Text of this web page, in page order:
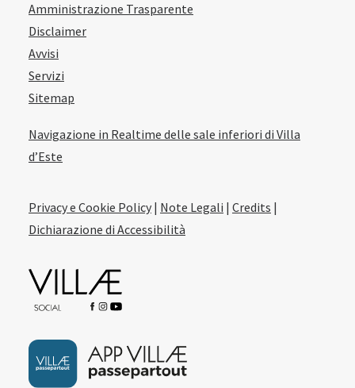
Amministrazione Trasparente
Disclaimer
Avvisi
Servizi
Sitemap
Navigazione in Realtime delle sale inferiori di Villa
d’Este
Privacy e Cookie Policy | Note Legali | Credits |
Dichiarazione di Accessibilità